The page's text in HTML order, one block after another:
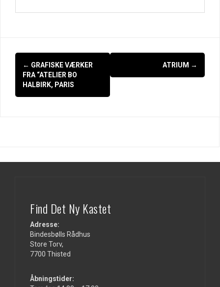
Indlægsnavigation
← GRAFISKE VÆRKER
FRA “ATELIER BO
HALBIRK, PARIS
ATRIUM →
Find Det Ny Kastet
Adresse:
Bindesbølls Rådhus
Store Torv,
7700 Thisted
Åbningstider: